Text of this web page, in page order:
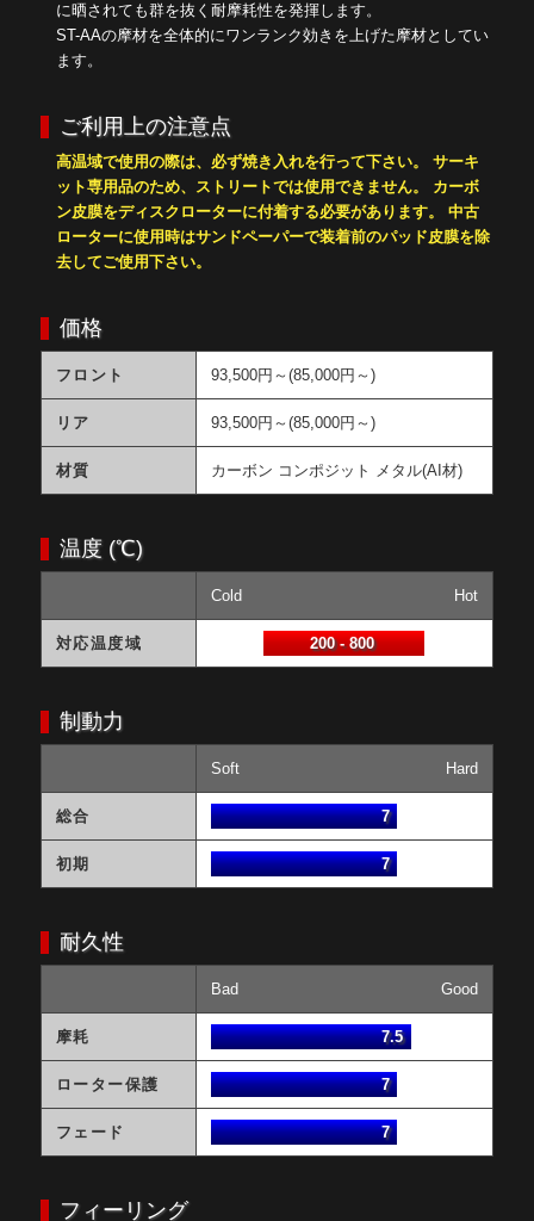
に晒されても群を抜く耐摩耗性を発揮します。
ST-AAの摩材を全体的にワンランク効きを上げた摩材としてい
ます。
ご利用上の注意点
高温域で使用の際は、必ず焼き入れを行って下さい。
サーキ
ット専用品のため、ストリートでは使用できません。
カーボ
ン皮膜をディスクローターに付着する必要があります。 中古
ローターに使用時はサンドペーパーで装着前のパッド皮膜を除
去してご使用下さい。
価格
フロント 93,500円～(85,000円～)
リア 93,500円～(85,000円～)
材質 カーボン コンポジット メタル(AI材)
温度 (℃)
Cold Hot
対応温度域 200 - 800
制動力
Soft Hard
総合 7
初期 7
耐久性
Bad Good
摩耗 7.5
ローター保護 7
フェード 7
フィーリング